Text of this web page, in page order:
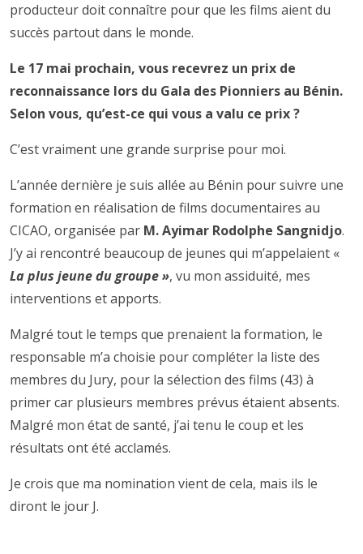
producteur doit connaître pour que les films aient du
succès partout dans le monde.
Le 17 mai prochain, vous recevrez un prix de
reconnaissance lors du Gala des Pionniers au Bénin.
Selon vous, qu’est-ce qui vous a valu ce prix ?
C’est vraiment une grande surprise pour moi.
L’année dernière je suis allée au Bénin pour suivre une
formation en réalisation de films documentaires au
CICAO, organisée par M. Ayimar Rodolphe Sangnidjo.
J’y ai rencontré beaucoup de jeunes qui m’appelaient «
La plus jeune du groupe », vu mon assiduité, mes
interventions et apports.
Malgré tout le temps que prenaient la formation, le
responsable m’a choisie pour compléter la liste des
membres du Jury, pour la sélection des films (43) à
primer car plusieurs membres prévus étaient absents.
Malgré mon état de santé, j’ai tenu le coup et les
résultats ont été acclamés.
Je crois que ma nomination vient de cela, mais ils le
diront le jour J.